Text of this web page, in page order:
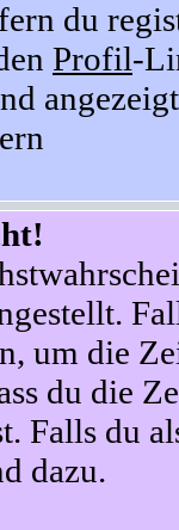
du
Profil-
um die
du die
Falls du
dazu.